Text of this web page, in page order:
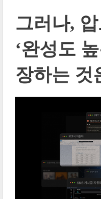
그러나,
‘완성도
장하는 것